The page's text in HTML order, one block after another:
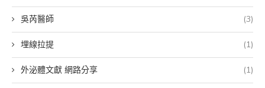
吳芮醫師 (3)
埋線拉提 (1)
外泌體文獻 網路分享 (1)